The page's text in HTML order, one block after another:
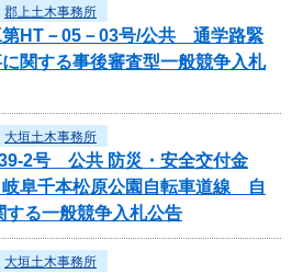
郡上土木事務所
第HT－05－03号/公共 通学路緊
関する事後審査型一般競争入札
大垣土木事務所
2号 公共 防災・安全交付金
岐阜千本松原公園自転車道線 自
する一般競争入札公告
大垣土木事務所